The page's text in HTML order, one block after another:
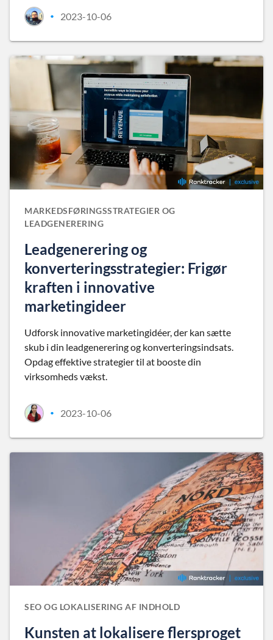
• 2023-10-06
MARKEDSFØRINGSSTRATEGIER OG
LEADGENERERING
Leadgenerering og
konverteringsstrategier: Frigør
kraften i innovative
marketingideer
Udforsk innovative marketingidéer, der kan sætte
skub i din leadgenerering og konverteringsindsats.
Opdag effektive strategier til at booste din
virksomheds vækst.
• 2023-10-06
SEO OG LOKALISERING AF INDHOLD
Kunsten at lokalisere flersproget